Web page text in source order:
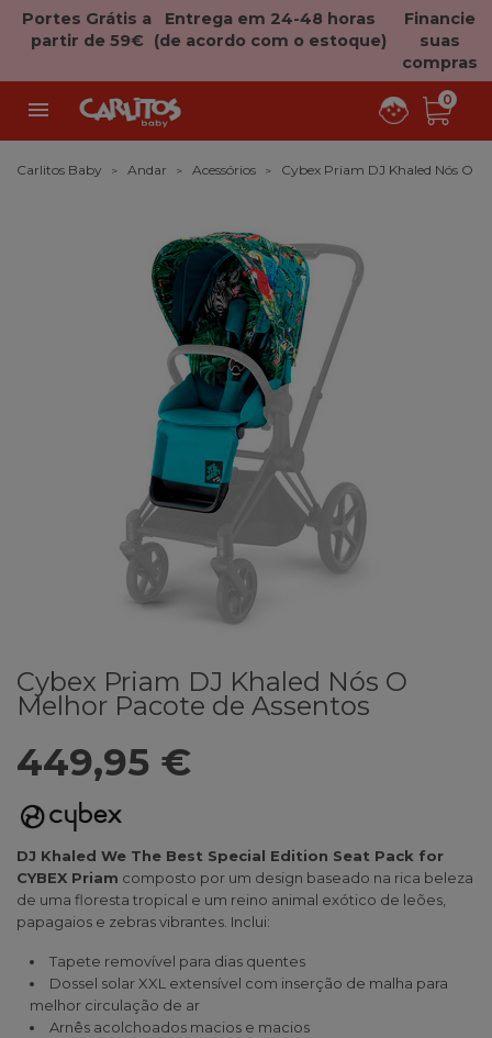
Portes Grátis a
partir de 59€
Entrega em 24-48 horas
(de acordo com o estoque)
Financie
suas
compras
 0
Carlitos Baby Andar Acessórios Cybex Priam DJ Khaled Nós O
Cybex Priam DJ Khaled Nós O
Melhor Pacote de Assentos
449,95 €
DJ Khaled We The Best Special Edition Seat Pack for
CYBEX Priam composto por um design baseado na rica beleza
de uma floresta tropical e um reino animal exótico de leões,
papagaios e zebras vibrantes. Inclui:
Tapete removível para dias quentes
Dossel solar XXL extensível com inserção de malha para
melhor circulação de ar
Arnês acolchoados macios e macios